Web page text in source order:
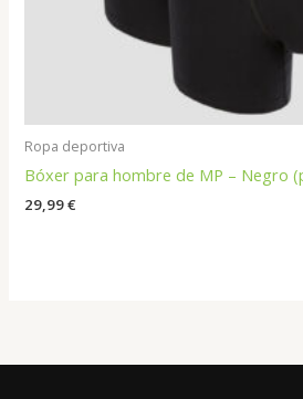
Ropa deportiva
Bóxer para hombre de MP – Negro
29,99€